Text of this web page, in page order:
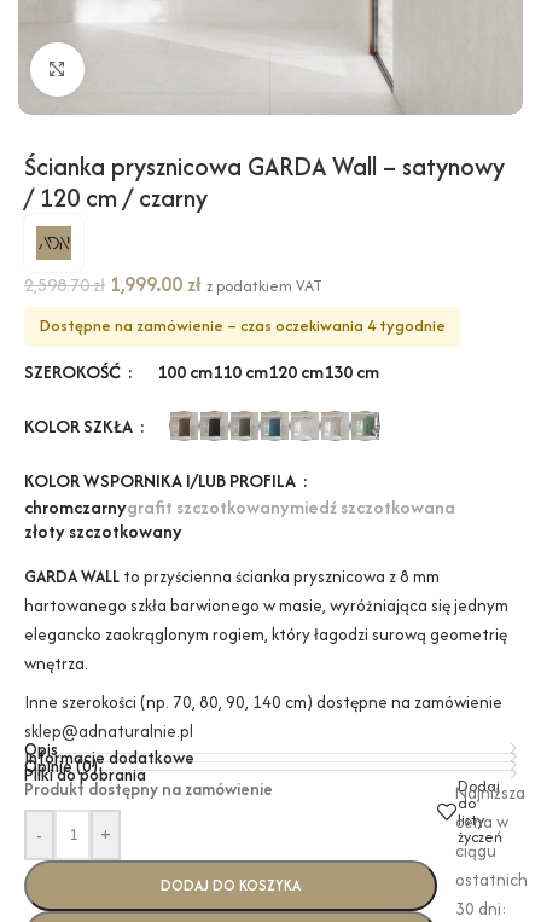
Kliknij, aby powiększyć
Ścianka prysznicowa GARDA Wall – satynowy
/ 120 cm / czarny
2,598.70zł 1,999.00 zł z podatkiem VAT
Dostępne na zamówienie – czas oczekiwania 4 tygodnie
SZEROKOŚĆ 100 cm110 cm120 cm130 cm
KOLOR SZKŁA
KOLOR WSPORNIKA I/LUB PROFILA
chromczarnygrafit szczotkowanymiedź szczotkowana
złoty szczotkowany
GARDA WALL to przyścienna ścianka prysznicowa z 8 mm
hartowanego szkła barwionego w masie, wyróżniająca się jednym
elegancko zaokrąglonym rogiem, który łagodzi surową geometrię
wnętrza.
Inne szerokości (np. 70, 80, 90, 140 cm) dostępne na zamówienie
sklep@adnaturalnie.pl
Opis
Informacje dodatkowe
Opinie (0)
Pliki do pobrania
Produkt dostępny na zamówienie
-
+
DODAJ DO KOSZYKA
Dodaj
do
listy
życzeń
Najniższa
cena w
ciągu
ostatnich
30 dni: